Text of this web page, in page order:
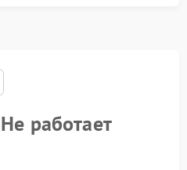
работает